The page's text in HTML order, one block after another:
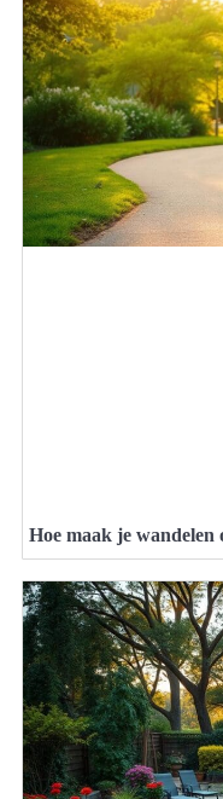
Hoe maak je wandelen